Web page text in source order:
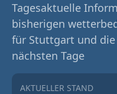
Tagesaktuelle
bisherigen
für Stuttgart und
nächsten Tage
AKTUELLER STAND